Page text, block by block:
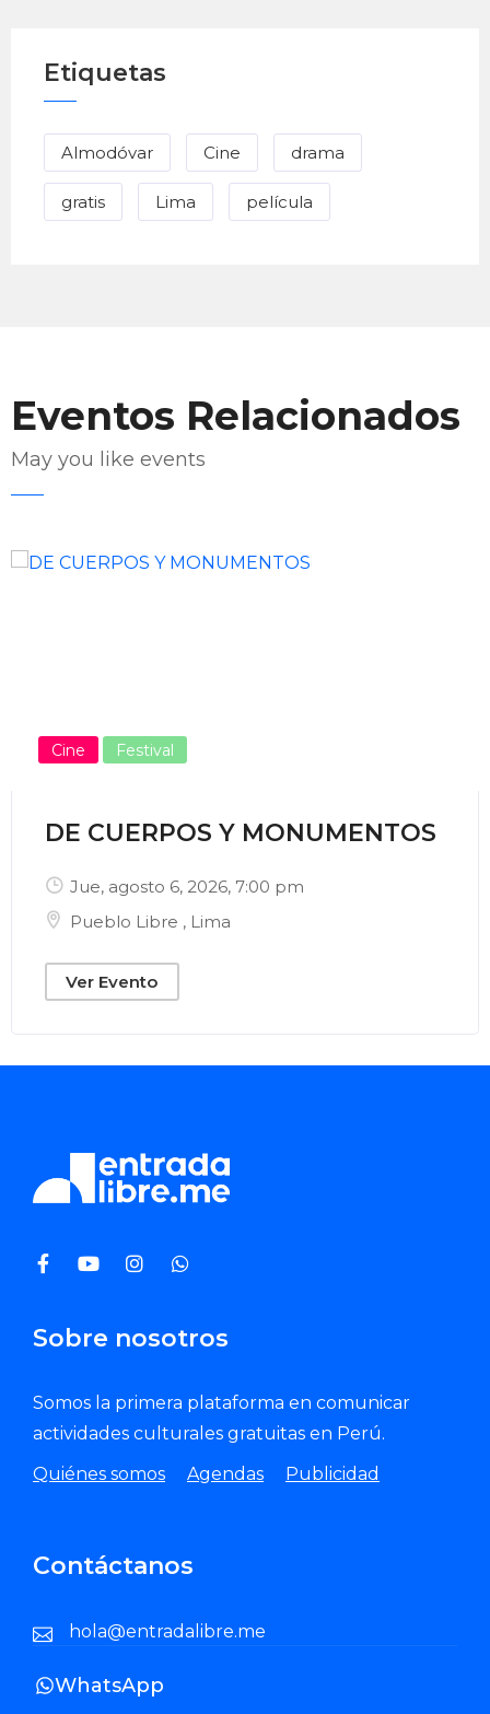
Etiquetas
Almodóvar Cine drama
gratis Lima película
Eventos Relacionados
May you like events
Cine Festival
DE CUERPOS Y MONUMENTOS
Jue, agosto 6, 2026, 7:00 pm
Pueblo Libre , Lima
Ver Evento
Sobre nosotros
Somos la primera plataforma en comunicar
actividades culturales gratuitas en Perú.
Quiénes somos
Agendas Publicidad
Contáctanos
hola@entradalibre.me
WhatsApp